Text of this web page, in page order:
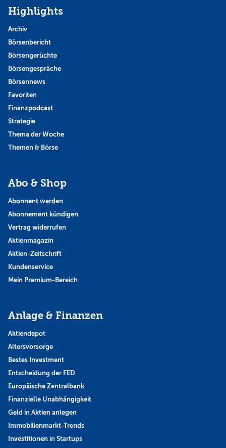
Highlights
Archiv
Börsenbericht
Börsengerüchte
Börsengespräche
Börsennews
Favoriten
Finanzpodcast
Strategie
Thema der Woche
Themen & Börse
Abo & Shop
Abonnent werden
Abonnement kündigen
Vertrag widerrufen
Aktienmagazin
Aktien-Zeitschrift
Kundenservice
Mein Premium-Bereich
Anlage & Finanzen
Aktiendepot
Altersvorsorge
Bestes Investment
Entscheidung der FED
Europäische Zentralbank
Finanzielle Unabhängigkeit
Geld in Aktien anlegen
Immobilienmarkt-Trends
Investitionen in Startups